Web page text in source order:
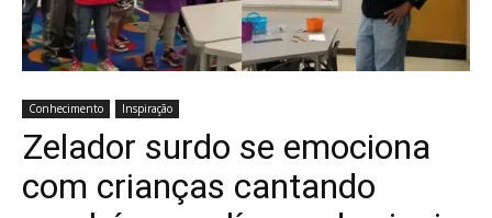
Conhecimento Inspiração
Zelador surdo se emociona
com crianças cantando